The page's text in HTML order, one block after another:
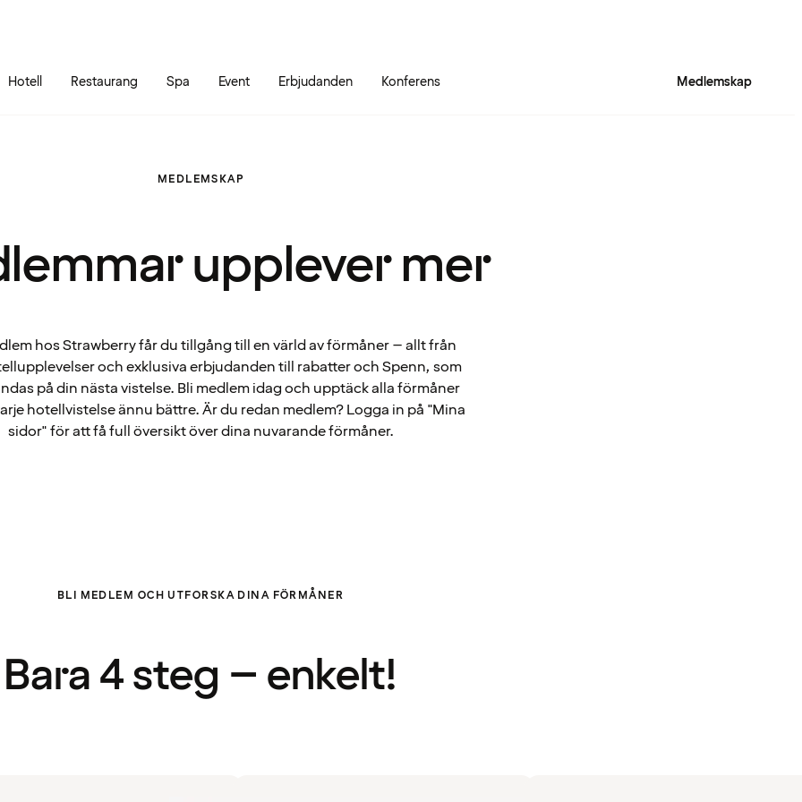
Hotell Restaurang Spa Event Erbjudanden Konferens Medlemskap
MEDLEMSKAP
upplever mer
hos Strawberry får du tillgång till en värld av förmåner – allt från
och exklusiva erbjudanden till rabatter och Spenn, som
på din nästa vistelse. Bli medlem idag och upptäck alla förmåner
hotellvistelse ännu bättre. Är du redan medlem? Logga in på "Mina
sidor" för att få full översikt över dina nuvarande förmåner.
BLI MEDLEM OCH UTFORSKA DINA FÖRMÅNER
Bara 4 steg – enkelt!